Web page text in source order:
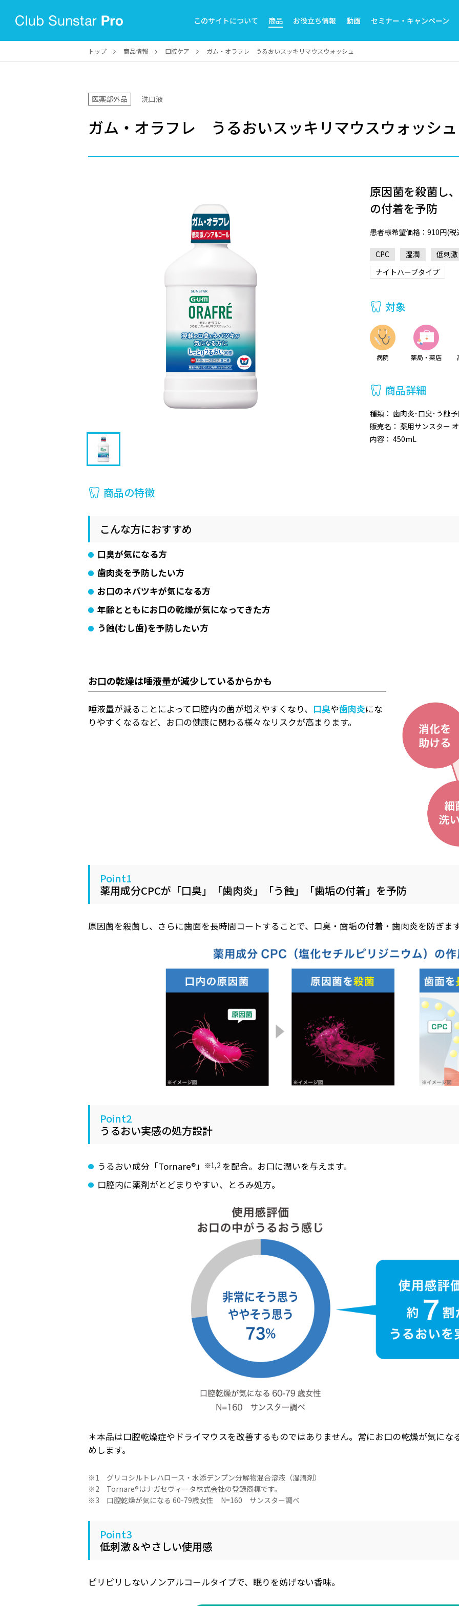
このサイトについて 商品 お役立ち情報 動画 セミナー・キャンペーン
トップ 商品情報 口腔ケア ガム・オラフレ うるおいスッキリマウスウォッシュ
医薬部外品 洗口液
ガム・オラフレ うるおいスッキリマウスウォッシュ
原因菌を殺菌し
の付着を予防
患者様希望価格：910円(
CPC 湿潤
低刺激
ナイトハーブタイプ
対象
病院 薬局・薬店
商品詳細
種類： 歯肉炎･口臭･う蝕
販売名： 薬用サンスター
内容： 450mL
商品の特徴
こんな方におすすめ
口臭が気になる方
歯肉炎を予防したい方
お口のネバツキが気になる方
年齢とともにお口の乾燥が気になってきた方
う蝕(むし歯)を予防したい方
お口の乾燥は唾液量が減少しているからかも
唾液量が減ることによって口腔内の菌が増えやすくなり、 口臭や歯肉炎にな
りやすくなるなど、お口の健康に関わる様々なリスクが高まります。
Point1
薬用成分CPCが「口臭」「歯肉炎」「う蝕」「歯垢の付着」を予防
原因菌を殺菌し、さらに歯面を長時間コートすることで、口臭・歯垢の付着・歯肉炎を防ぎま
Point2
うるおい実感の処方設計
うるおい成分「Tornare®」 ※1,2を配合。お口に潤いを与えます。
口腔内に薬剤がとどまりやすい、とろみ処方。
＊本品は口腔乾燥症やドライマウスを改善するものではありません。常にお口の乾燥が気に
めします。
※1 グリコシルトレハロース・水添デンプン分解物混合溶液（湿潤剤）
※2 Tornare®はナガセヴィータ株式会社の登録商標です。
※3 口腔乾燥が気になる 60-79歳女性 N=160 サンスター調べ
Point3
低刺激＆やさしい使用感
ピリピリしないノンアルコールタイプで、眠りを妨げない香味。